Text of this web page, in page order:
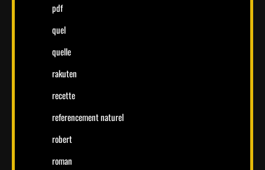
pdf
quel
quelle
rakuten
recette
referencement naturel
robert
roman